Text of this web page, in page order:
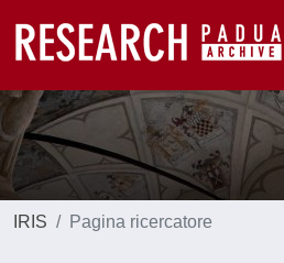
IRIS Pagina ricercatore